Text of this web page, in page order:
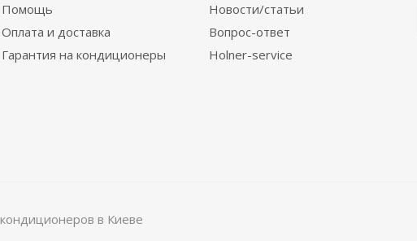
Помощь
Оплата и доставка
Гарантия на кондиционеры
Новости/статьи
Вопрос-ответ
Holner-service
в Киеве